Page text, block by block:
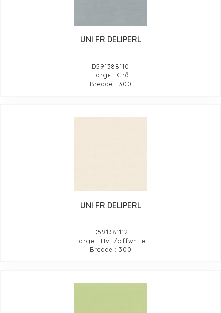
UNI FR DELIPERL
D591388110
Farge : Grå
Bredde : 300
UNI FR DELIPERL
D591381112
Farge : Hvit/offwhite
Bredde : 300